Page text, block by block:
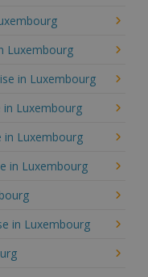
Luxembourg
in Luxembourg
in Luxembourg
in Luxembourg
in Luxembourg
in Luxembourg